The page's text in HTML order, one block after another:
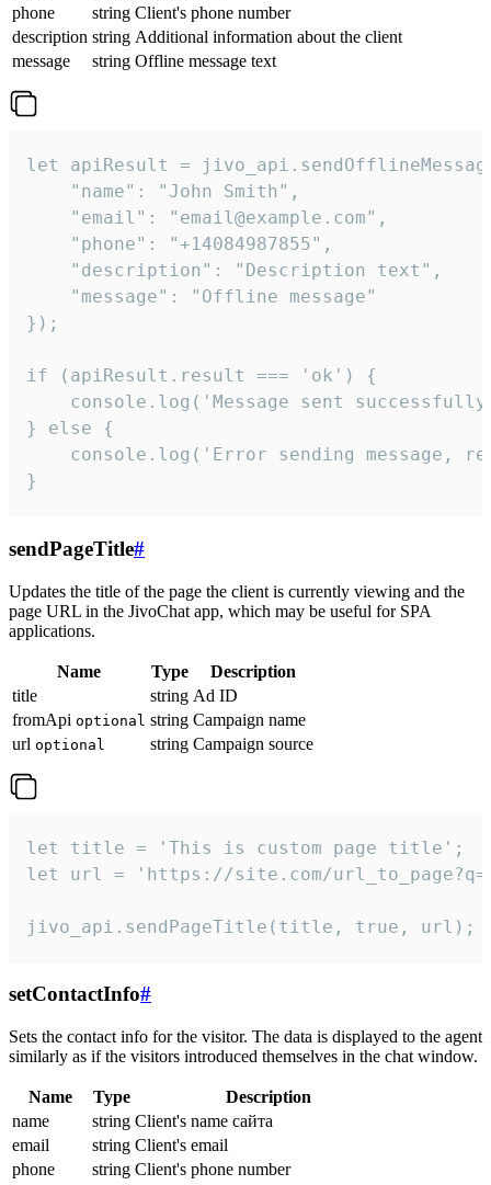
phone
string Client's phone number
description string Additional information about the client
message
string Offline message text
let apiResult =
    "name": "John Smith",
    "email": "email@example.com",
    "phone": "+14084987855",
    "description": "Description text",
    "message": "Offline message"
});
if (apiResult.result === 'ok') {
console.log('Message sent
} else {
console.log('Error sending message,
}
sendPageTitle#
Updates the title of the page the client is currently viewing and the
page URL in the JivoChat app, which may be useful for SPA
applications.
Name Type
Description
title
string Ad ID
fromApi optional string Campaign name
url optional string Campaign source
let title = 'This is custom page title';
let url = 'https://site.com/
jivo_api.sendPageTitle(title, true, url);
setContactInfo#
Sets the contact info for the visitor. The data is displayed to the agent
similarly as if the visitors introduced themselves in the chat window.
Name Type
Description
name
string Client's name сайта
email
string Client's email
phone
string Client's phone number